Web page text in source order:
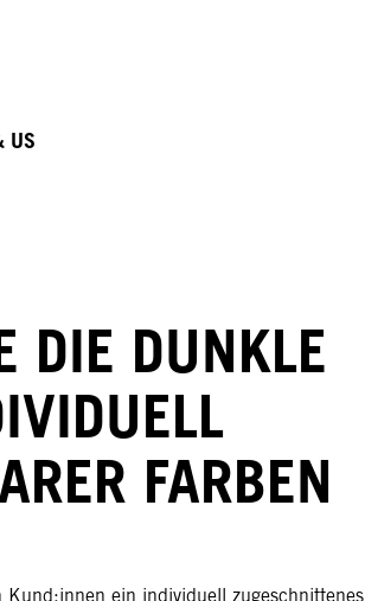
US
DIE DUNKLE
FARBEN
Kund:innen ein individuell zugeschnittenes